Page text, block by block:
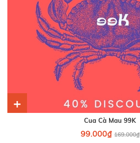
+
Cua Cà Mau 99K
99.000₫ 169.000₫